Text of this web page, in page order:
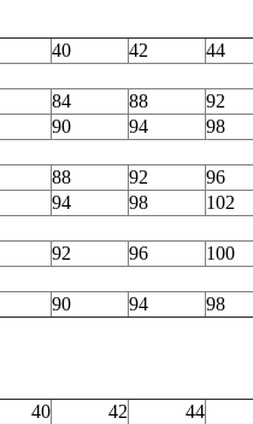
40 42 44
84 88 92
90 94 98
88 92 96
94 98 102
92 96 100
90 94 98
40 42 44